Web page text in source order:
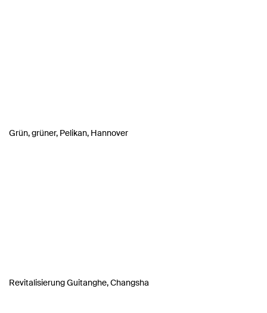
Grün, grüner, Pelikan, Hannover
Revitalisierung Guitanghe, Changsha